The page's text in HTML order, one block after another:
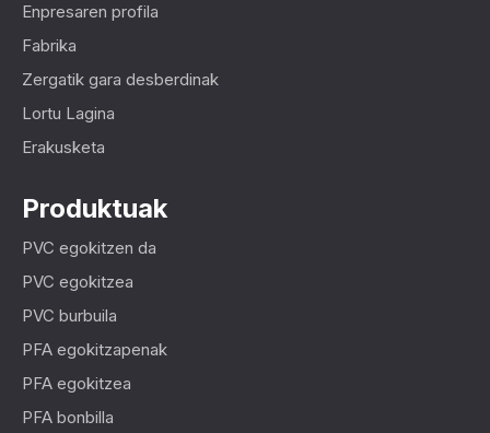
Enpresaren profila
Fabrika
Zergatik gara desberdinak
Lortu Lagina
Erakusketa
Produktuak
PVC egokitzen da
PVC egokitzea
PVC burbuila
PFA egokitzapenak
PFA egokitzea
PFA bonbilla